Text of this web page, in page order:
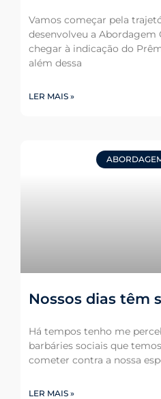
Vamos começar pela
desenvolveu a Abordagem
chegar à indicação do
além dessa
LER MAIS »
Nossos dias têm
Há tempos tenho me
barbáries sociais que
cometer contra a nossa
LER MAIS »